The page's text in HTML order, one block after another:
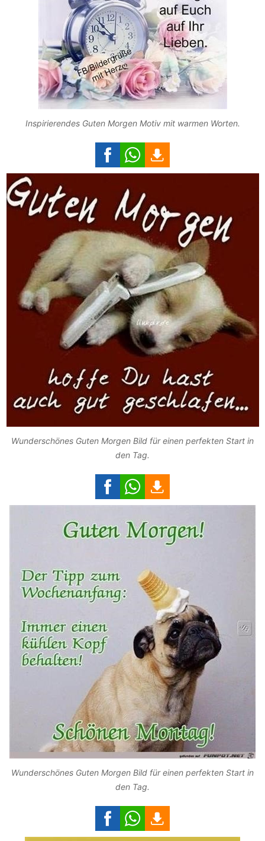
Inspirierendes Guten Morgen Motiv mit warmen Worten.
Wunderschönes Guten Morgen Bild für einen perfekten Start in
den Tag.
Wunderschönes Guten Morgen Bild für einen perfekten Start in
den Tag.